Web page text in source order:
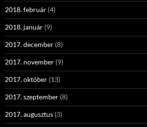
2018. február (4)
2018. január (9)
2017. december (8)
2017. november (9)
2017. október (13)
2017. szeptember (8)
2017. augusztus (3)